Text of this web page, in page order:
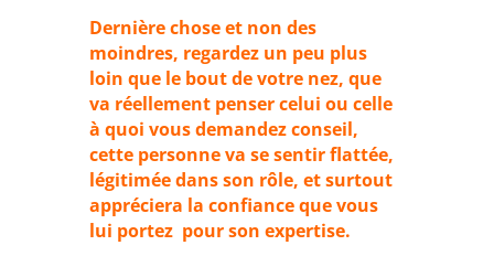
Dernière chose et non des
moindres, regardez un peu plus
loin que le bout de votre nez, que
va réellement penser celui ou celle
à quoi vous demandez conseil,
cette personne va se sentir flattée,
légitimée dans son rôle, et surtout
appréciera la confiance que vous
lui portez pour son expertise.